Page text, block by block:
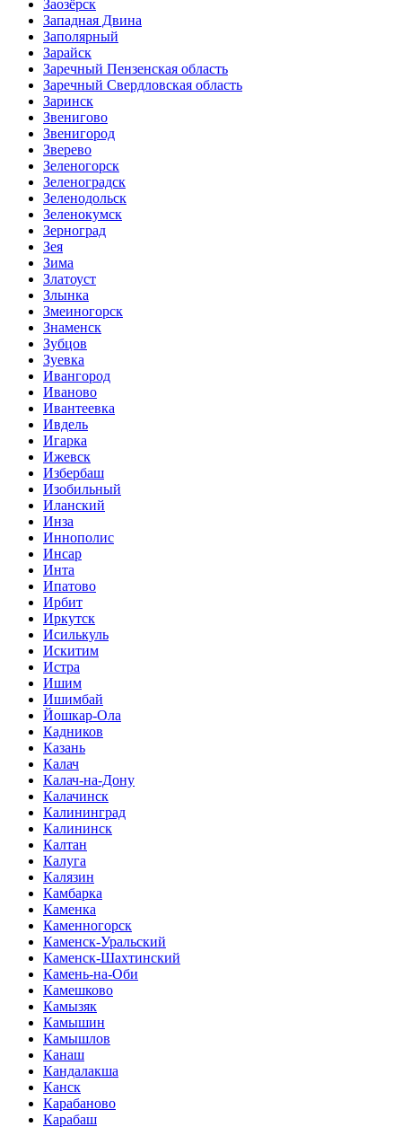
Заозёрск
Западная Двина
Заполярный
Зарайск
Заречный Пензенская область
Заречный Свердловская область
Заринск
Звенигово
Звенигород
Зверево
Зеленогорск
Зеленоградск
Зеленодольск
Зеленокумск
Зерноград
Зея
Зима
Златоуст
Злынка
Змеиногорск
Знаменск
Зубцов
Зуевка
Ивангород
Иваново
Ивантеевка
Ивдель
Игарка
Ижевск
Избербаш
Изобильный
Иланский
Инза
Иннополис
Инсар
Инта
Ипатово
Ирбит
Иркутск
Исилькуль
Искитим
Истра
Ишим
Ишимбай
Йошкар-Ола
Кадников
Казань
Калач
Калач-на-Дону
Калачинск
Калининград
Калининск
Калтан
Калуга
Калязин
Камбарка
Каменка
Каменногорск
Каменск-Уральский
Каменск-Шахтинский
Камень-на-Оби
Камешково
Камызяк
Камышин
Камышлов
Канаш
Кандалакша
Канск
Карабаново
Карабаш